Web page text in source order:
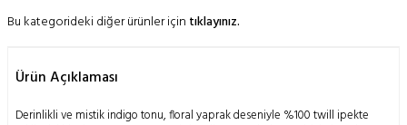
Bu kategorideki diğer ürünler için tıklayınız.
Ürün Açıklaması
Derinlikli ve mistik indigo tonu, floral yaprak deseniyle %100 twill ipekte